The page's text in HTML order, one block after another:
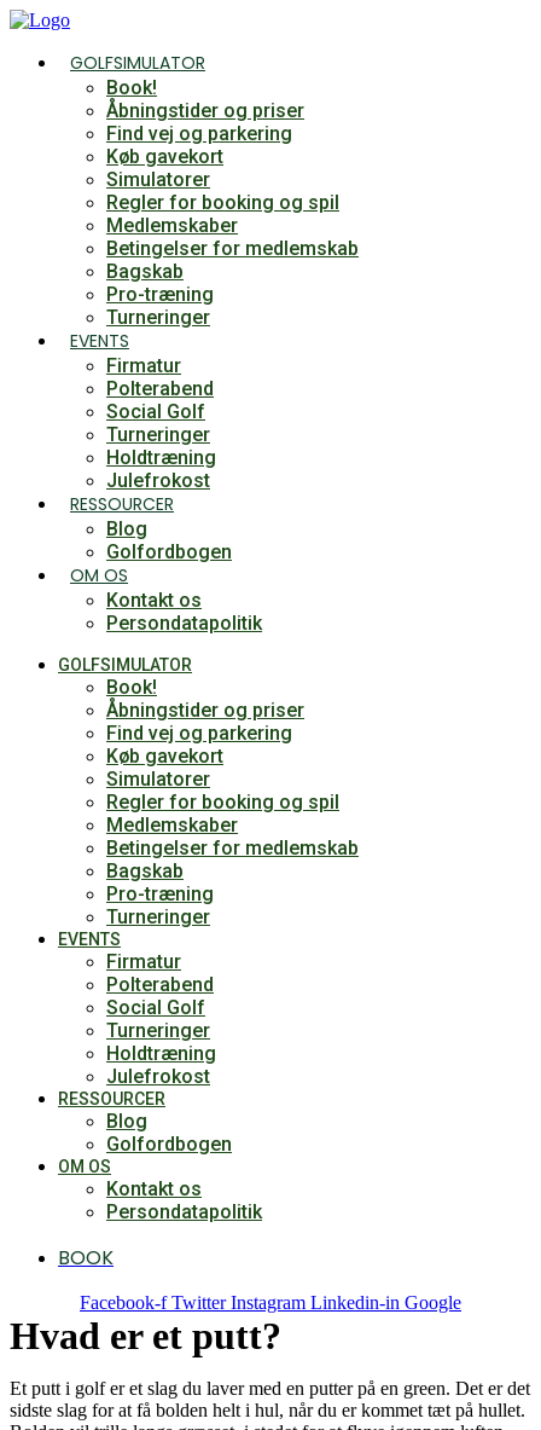
Videre
indhold
GOLFSIMULATOR
Book!
Åbningstider og priser
Find vej og parkering
Køb gavekort
Simulatorer
Regler for booking og spil
Medlemskaber
Betingelser for medlemskab
Bagskab
Pro-træning
Turneringer
EVENTS
Firmatur
Polterabend
Social Golf
Turneringer
Holdtræning
Julefrokost
RESSOURCER
Blog
Golfordbogen
OM OS
Kontakt os
Persondatapolitik
GOLFSIMULATOR
Book!
Åbningstider og priser
Find vej og parkering
Køb gavekort
Simulatorer
Regler for booking og spil
Medlemskaber
Betingelser for medlemskab
Bagskab
Pro-træning
Turneringer
EVENTS
Firmatur
Polterabend
Social Golf
Turneringer
Holdtræning
Julefrokost
RESSOURCER
Blog
Golfordbogen
OM OS
Kontakt os
Persondatapolitik
BOOK
Facebook-f Twitter Instagram Linkedin-in Google
Hvad er et putt?
Et putt i golf er et slag du laver med en putter på en green. Det er det
sidste slag for at få bolden helt i hul, når du er kommet tæt på hullet.